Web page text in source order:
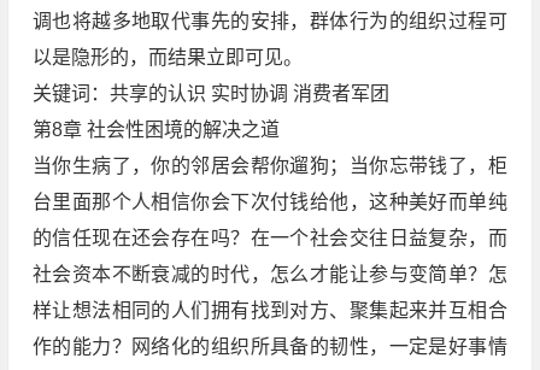
调也将越多地取代事先的安排，群体行为的组织过程可
以是隐形的，而结果立即可见。
关键词：共享的认识 实时协调 消费者军团
第8章 社会性困境的解决之道
当你生病了，你的邻居会帮你遛狗；当你忘带钱了，柜
台里面那个人相信你会下次付钱给他，这种美好而单纯
的信任现在还会存在吗？在一个社会交往日益复杂，而
社会资本不断衰减的时代，怎么才能让参与变简单？怎
样让想法相同的人们拥有找到对方、聚集起来并互相合
作的能力？网络化的组织所具备的韧性，一定是好事情